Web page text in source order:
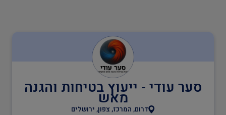
בודקים מוסמכים
סער עודי - ייעוץ בטיחות והגנה
מאש
דרום, המרכז, צפון, ירושלים